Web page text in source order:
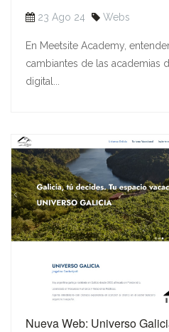
23 Ago 24 Webs
En Meetsite Academy,
cambiantes de las academias
digital...
Nueva Web: Universo